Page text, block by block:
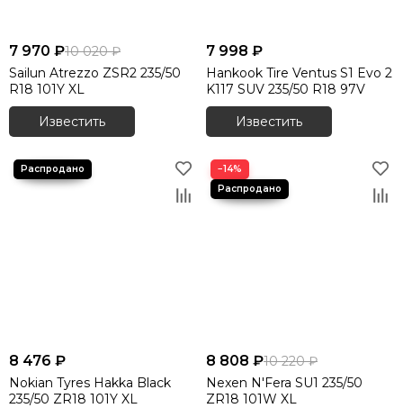
7 970 ₽10 020 ₽
Sailun Atrezzo ZSR2 235/50
R18 101Y XL
Известить
7 998 ₽
Hankook Tire Ventus S1 Evo 2
K117 SUV 235/50 R18 97V
Известить
8 476 ₽
Nokian Tyres Hakka Black
235/50 ZR18 101Y XL
−14%
8 808 ₽10 220 ₽
Nexen N'Fera SU1 235/50
ZR18 101W XL